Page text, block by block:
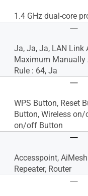
1.4 GHz dual-core
Ja, Ja, Ja, LAN Link
Maximum Manually
Rule : 64, Ja
WPS Button, Reset
Button, Wireless
on/off Button
Accesspoint,
Repeater, Router